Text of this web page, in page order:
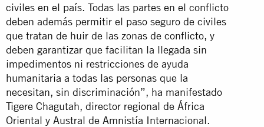
civiles en el país. Todas las partes en el conflicto
deben además permitir el paso seguro de civiles
que tratan de huir de las zonas de conflicto, y
deben garantizar que facilitan la llegada sin
impedimentos ni restricciones de ayuda
humanitaria a todas las personas que la
necesitan, sin discriminación”, ha manifestado
Tigere Chagutah, director regional de África
Oriental y Austral de Amnistía Internacional.